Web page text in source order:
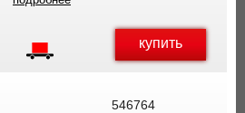
купить
546764